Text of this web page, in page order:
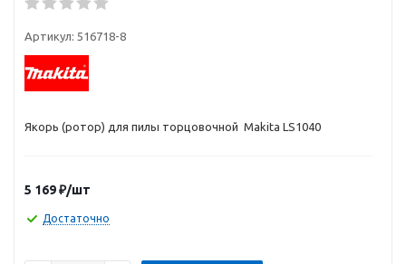
Артикул: 516718-8
Якорь (ротор) для пилы торцовочной Makita LS1040
5 169₽/шт
Достаточно